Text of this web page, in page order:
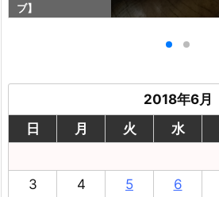
ブ】
2018年6月
日
月 火 水
3
4 5 6